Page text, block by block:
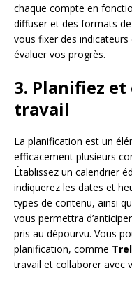
chaque compte en
diffuser et des formats
vous fixer des
évaluer vos progrès.
3. Planifiez
travail
La planification est un
efficacement plusieurs
Établissez un calendrier
indiquerez les dates et
types de contenu, ainsi
vous permettra
pris au dépourvu. Vous
planification, comme
travail et collaborer avec